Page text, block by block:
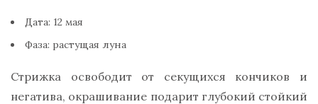
Дата: 12 мая
Фаза: растущая луна
Стрижка освободит от секущихся кончиков и
негатива, окрашивание подарит глубокий стойкий